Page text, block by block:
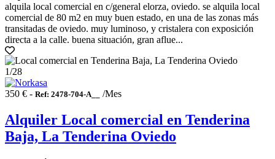
alquila local comercial en c/general elorza, oviedo. se alquila local
comercial de 80 m2 en muy buen estado, en una de las zonas más
transitadas de oviedo. muy luminoso, y cristalera con exposición
directa a la calle. buena situación, gran aflue...
1/28
350 € - Ref: 2478-704-A__ /Mes
Alquiler Local comercial en Tenderina
Baja, La Tenderina Oviedo